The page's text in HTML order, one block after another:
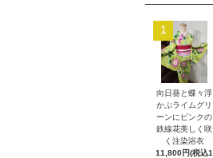
1
向日葵と蝶々浮
かぶライムグリ
ーンにピンクの
鉄線花美しく咲
く注染浴衣
11,800円(税込1